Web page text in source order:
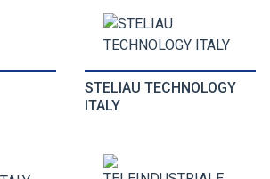
STELIAU TECHNOLOGY
ITALY